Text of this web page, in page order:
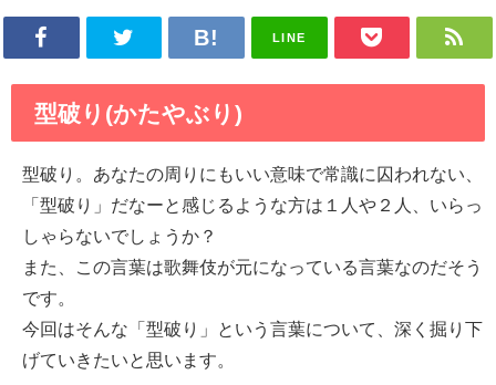
LINE
型破り(かたやぶり)
型破り。あなたの周りにもいい意味で常識に囚われない、
「型破り」だなーと感じるような方は１人や２人、いらっ
しゃらないでしょうか？
また、この言葉は歌舞伎が元になっている言葉なのだそう
です。
今回はそんな「型破り」という言葉について、深く掘り下
げていきたいと思います。